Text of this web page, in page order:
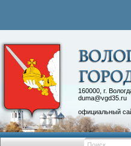
160000, г.
duma@vgd35.ru
официальный
Контакты